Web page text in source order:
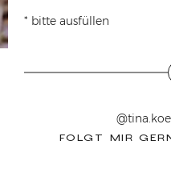
* bitte ausfüllen
FOLGT MIR